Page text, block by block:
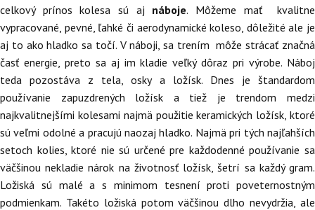
celkový prínos kolesa sú aj náboje. Môžeme mať kvalitne
vypracované, pevné, ľahké či aerodynamické koleso, dôležité ale je
aj to ako hladko sa točí. V náboji, sa trením môže strácať značná
časť energie, preto sa aj im kladie veľký dôraz pri výrobe. Náboj
teda pozostáva z tela, osky a ložísk. Dnes je štandardom
používanie zapuzdrených ložísk a tiež je trendom medzi
najkvalitnejšími kolesami najmä použitie keramických ložísk, ktoré
sú veľmi odolné a pracujú naozaj hladko. Najmä pri tých najľahších
setoch kolies, ktoré nie sú určené pre každodenné používanie sa
väčšinou nekladie nárok na životnosť ložísk, šetrí sa každý gram.
Ložiská sú malé a s minimom tesnení proti poveternostným
podmienkam. Takéto ložiská potom väčšinou dlho nevydržia, ale